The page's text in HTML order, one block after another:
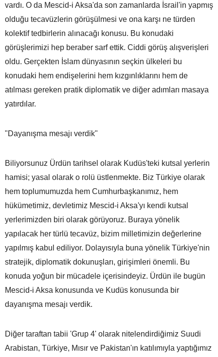
vardı. O da Mescid-i Aksa'da son zamanlarda İsrail'in yapmış
olduğu tecavüzlerin görüşülmesi ve ona karşı ne türden
kolektif tedbirlerin alınacağı konusu. Bu konudaki
görüşlerimizi hep beraber sarf ettik. Ciddi görüş alışverişleri
oldu. Gerçekten İslam dünyasının seçkin ülkeleri bu
konudaki hem endişelerini hem kızgınlıklarını hem de
atılması gereken pratik diplomatik ve diğer adımları masaya
yatırdılar.
"Dayanışma mesajı verdik"
Biliyorsunuz Ürdün tarihsel olarak Kudüs'teki kutsal yerlerin
hamisi; yasal olarak o rolü üstlenmekte. Biz Türkiye olarak
hem toplumumuzda hem Cumhurbaşkanımız, hem
hükümetimiz, devletimiz Mescid-i Aksa'yı kendi kutsal
yerlerimizden biri olarak görüyoruz. Buraya yönelik
yapılacak her türlü tecavüz, bizim milletimizin değerlerine
yapılmış kabul ediliyor. Dolayısıyla buna yönelik Türkiye'nin
stratejik, diplomatik dokunuşları, girişimleri önemli. Bu
konuda yoğun bir mücadele içerisindeyiz. Ürdün ile bugün
Mescid-i Aksa konusunda ve Kudüs konusunda bir
dayanışma mesajı verdik.
Diğer taraftan tabii 'Grup 4' olarak nitelendirdiğimiz Suudi
Arabistan, Türkiye, Mısır ve Pakistan'ın katılımıyla yaptığımız